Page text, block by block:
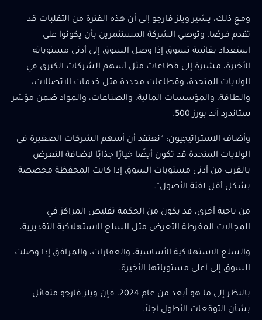
ومع ذلك، يشير ويلز فارجو إلى أن هذه الفترة من التقلبات قد
تقدم فرصًا. وتوصي الشركة المستثمرين بأن يكونوا على
استعداد بقائمة تسوق إذا وصل السوق إلى أدنى مستوياته
الأخيرة، مشيرة إلى قطاعات مثل أسهم الشركات الكبرى في
الولايات المتحدة، وقطاعات محددة مثل خدمات الاتصالات،
والطاقة، والمؤسسات المالية، والصناعات، والمواد ضمن مؤشر
ستاندرد آند بورز 500.
وأضاف الاستراتيجيون: “نعتقد أن أسهم الشركات الصغيرة في
الولايات المتحدة قد تكون أيضًا خيارًا جذابًا لإضافة التعرض
بالقرب من أدنى مستويات السوق إذا كانت المحفظة مخصصة
بشكل أقل لفئة الأصول”.
من ناحية أخرى، قد يكون من الحكمة تقليص المراكز في
المجالات المفرطة التعرض مثل السلع الاستهلاكية التقديرية،
والسلع الاستهلاكية الأساسية، والعقارات، والمرافق إذا وصلت
السوق إلى أعلى مستوياتها الأخيرة.
بالنظر إلى ما هو أبعد من عام 2024، فإن ويلز فارجو متفائل
بشأن التوقعات الأطول أجلاً.